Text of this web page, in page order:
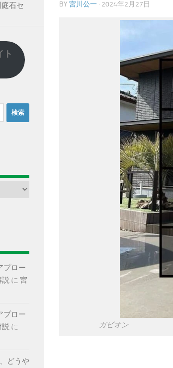
BY 宮川公一 · 2024年2月27日
ガビオ
石セ
ト
プロー
説 に 宮
プロー
説 に
どうや